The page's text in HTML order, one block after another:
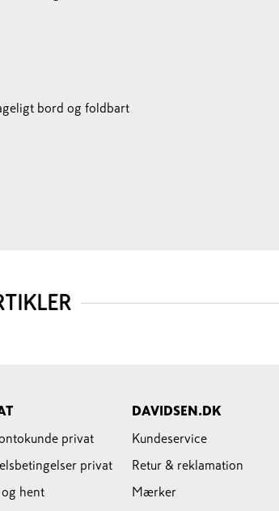
bord og foldbart
privat
privat
og hent
DAVIDSEN.DK
Kundeservice
Retur & reklamation
Mærker